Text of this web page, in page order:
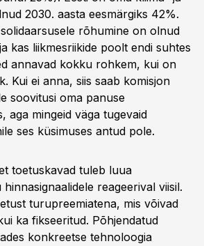
2030. aasta eesmärgiks 42%.
rõhumine on olnud
kas liikmesriikide poolt endi suhtes
annavad kokku rohkem, kui on
Kui ei anna, siis saab komisjon
soovitusi oma panuse
aga mingeid väga tugevaid
ses küsimuses antud pole.
toetuskavad tuleb luua
reageerival viisil.
turupreemiatena, mis võivad
ka fikseeritud. Põhjendatud
konkreetse tehnoloogia